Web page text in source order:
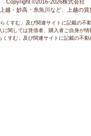
Copyright ©2016-2026株式会社
上越・妙高・糸魚川など、上越の
くすむ」及び関連サイトに記載の不
に関しては賃借者、購入者ご自身が
くすむ」及び関連サイトに記載の不